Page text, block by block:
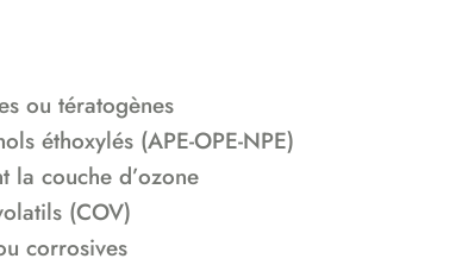
ou tératogènes
éthoxylés (APE-OPE-NPE)
la couche d’ozone
(COV)
corrosives